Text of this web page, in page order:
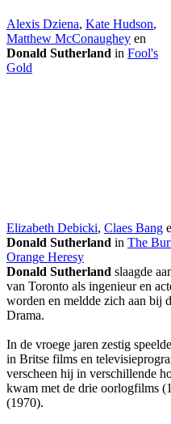
Alexis Dziena, Kate Hudson,
Matthew McConaughey en
Donald Sutherland in Fool's
Gold
Elizabeth Debicki, Claes Bang
Donald Sutherland in The
Orange Heresy
Donald Sutherland slaagde
van Toronto als ingenieur en
worden en meldde zich aan bij
Drama.
In de vroege jaren zestig
in Britse films en
verscheen hij in verschillende
kwam met de drie oorlogfilms
(1970).